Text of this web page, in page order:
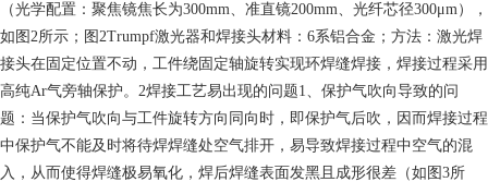
（光学配置：聚焦镜焦长为300mm、准直镜200mm、光纤芯径300μm），
如图2所示；图2Trumpf激光器和焊接头材料：6系铝合金；方法：激光焊
接头在固定位置不动，工件绕固定轴旋转实现环焊缝焊接，焊接过程采用
高纯Ar气旁轴保护。2焊接工艺易出现的问题1、保护气吹向导致的问
题：当保护气吹向与工件旋转方向同向时，即保护气后吹，因而焊接过程
中保护气不能及时将待焊焊缝处空气排开，易导致焊接过程中空气的混
入，从而使得焊缝极易氧化，焊后焊缝表面发黑且成形很差（如图3所